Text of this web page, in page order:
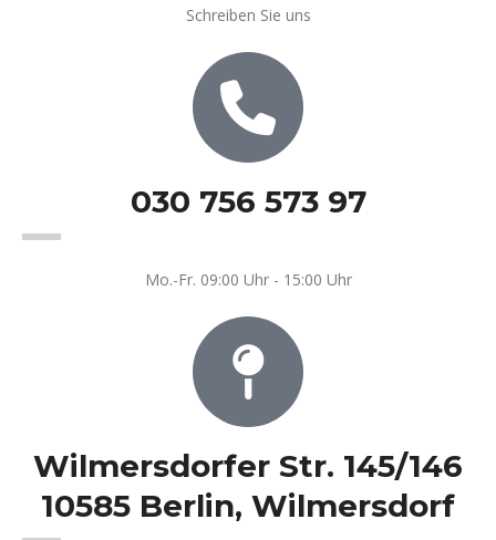
Schreiben Sie uns
030 756 573 97
Mo.-Fr. 09:00 Uhr - 15:00 Uhr
Wilmersdorfer Str. 145/146
10585 Berlin, Wilmersdorf